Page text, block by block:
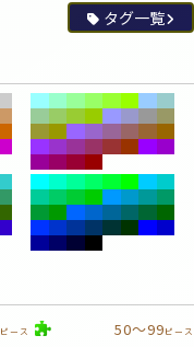
タグ一覧
ピース 50～99ピース